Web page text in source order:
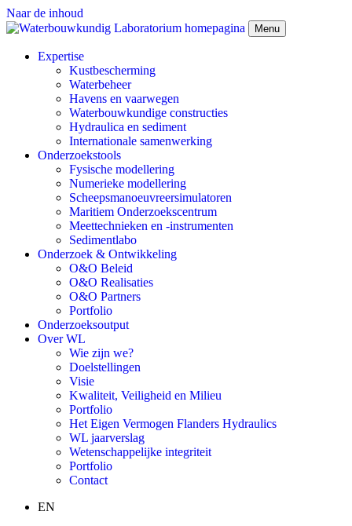
Naar de inhoud
Menu
Expertise
Kustbescherming
Waterbeheer
Havens en vaarwegen
Waterbouwkundige constructies
Hydraulica en sediment
Internationale samenwerking
Onderzoekstools
Fysische modellering
Numerieke modellering
Scheepsmanoeuvreersimulatoren
Maritiem Onderzoekscentrum
Meettechnieken en -instrumenten
Sedimentlabo
Onderzoek & Ontwikkeling
O&O Beleid
O&O Realisaties
O&O Partners
Portfolio
Onderzoeksoutput
Over WL
Wie zijn we?
Doelstellingen
Visie
Kwaliteit, Veiligheid en Milieu
Portfolio
Het Eigen Vermogen Flanders Hydraulics
WL jaarverslag
Wetenschappelijke integriteit
Portfolio
Contact
EN